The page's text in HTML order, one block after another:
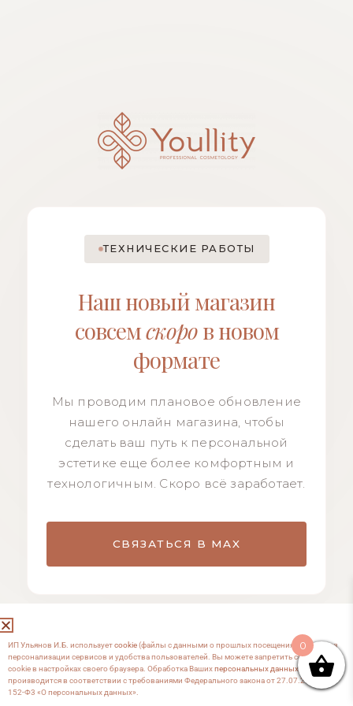
ТЕХНИЧЕСКИЕ РАБОТЫ
Наш новый магазин
совсемскоров новом
формате
Мы проводим плановое обновление
нашего онлайн магазина, чтобы
сделать ваш путь к персональной
эстетике еще более комфортным и
технологичным. Скоро всё заработает.
СВЯЗАТЬСЯ В MAX
0
ИП Ульянов И.Б. используетcookie(файлы с данными о прошлых посещениях сайта) для
персонализации сервисов и удобства пользователей. Вы можете запретить сохранение
cookie в настройках своего браузера. Обработка Вашихперсональных данных
производится в соответствии с требованиями Федерального закона от 27.07.2006 №
152-Ф3 «О персональных данных».